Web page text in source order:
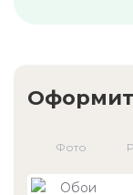
Фото